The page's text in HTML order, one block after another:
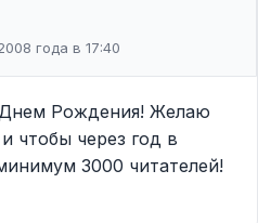
года в 17:40
Рождения! Желаю
чтобы через год в
3000 читателей!